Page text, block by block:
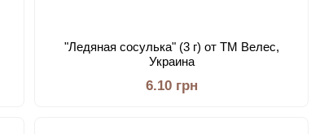
"Ледяная сосулька" (3 г) от ТМ Велес,
Украина
6.10 грн